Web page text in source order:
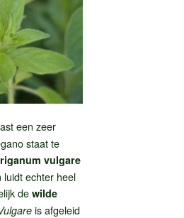
een zeer
staat te
vulgare
luidt echter heel
de wilde
is afgeleid